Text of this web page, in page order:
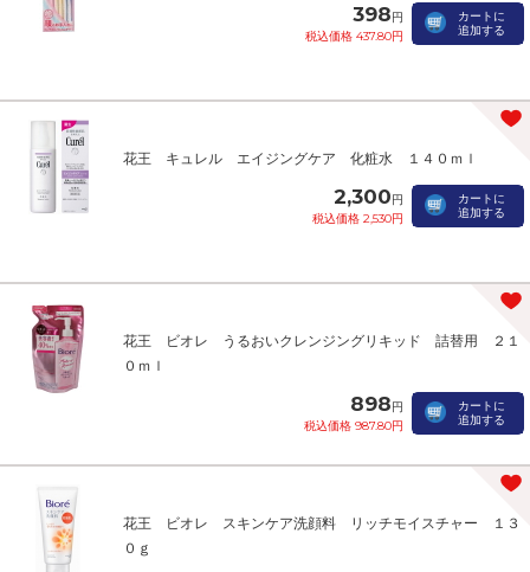
398円
税込価格 437.80円
カートに
追加する
花王 キュレル エイジングケア 化粧水 １４０ｍｌ
2,300円
税込価格 2,530円
カートに
追加する
花王 ビオレ うるおいクレンジングリキッド 詰替用 ２１
０ｍｌ
898円
税込価格 987.80円
カートに
追加する
花王 ビオレ スキンケア洗顔料 リッチモイスチャー １３
０ｇ